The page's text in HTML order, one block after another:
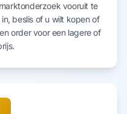
vooruit te
beslis of u wilt kopen of
order voor een lagere of